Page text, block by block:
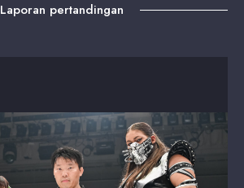
Laporan pertandingan